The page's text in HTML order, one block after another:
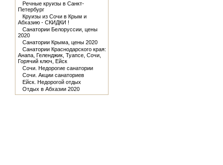
Речные круизы в Санкт-
Петербург
Круизы из Сочи в Крым и
Абхазию - СКИДКИ !
Санатории Белоруссии, цены
2020
Санатории Крыма, цены 2020
Санатории Краснодарского края:
Анапа, Геленджик, Туапсе, Сочи,
Горячий ключ, Ейск
Сочи. Недорогие санатории
Сочи. Акции санаториев
Ейск. Недорогой отдых
Отдых в Абхазии 2020